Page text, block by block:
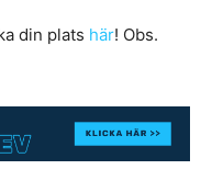
din plats här! Obs.